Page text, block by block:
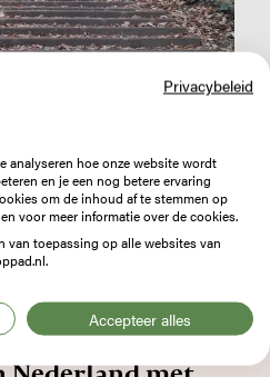
Privacybeleid
analyseren hoe onze website wordt
en je een nog betere ervaring
om de inhoud af te stemmen op
voor meer informatie over de cookies.
van toepassing op alle websites van
Accepteer alles